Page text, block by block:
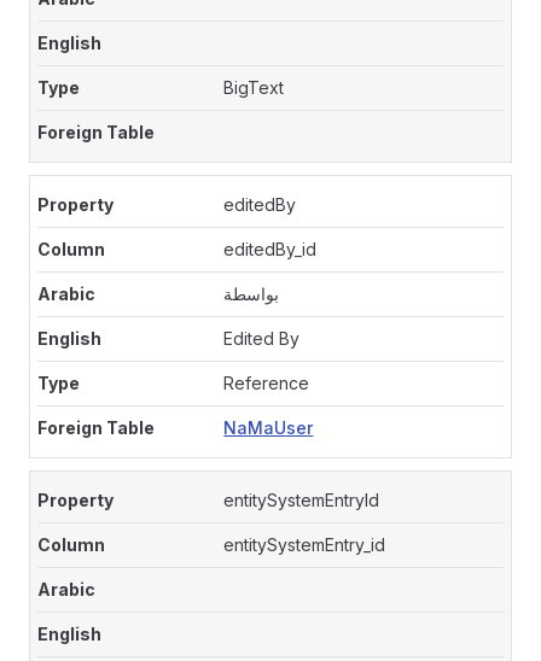
BigText
editedBy
editedBy_id
بواسطة
Edited By
Reference
NaMaUser
entitySystemEntryId
entitySystemEntry_id